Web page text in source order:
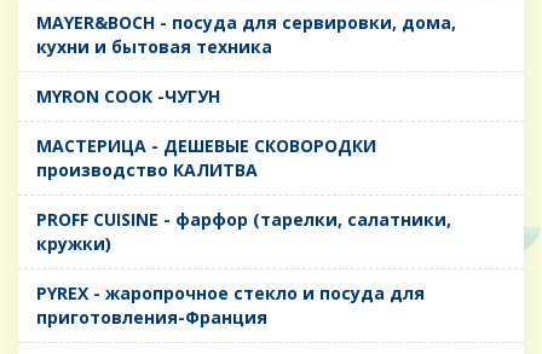
MAYER&BOCH - посуда для сервировки, дома,
кухни и бытовая техника
MYRON COOK -ЧУГУН
MАСТЕРИЦА - ДЕШЕВЫЕ СКОВОРОДКИ
производство КАЛИТВА
PROFF CUISINE - фарфор (тарелки, салатники,
кружки)
PYREX - жаропрочное стекло и посуда для
приготовления-Франция